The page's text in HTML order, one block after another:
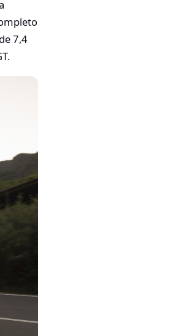
7,4